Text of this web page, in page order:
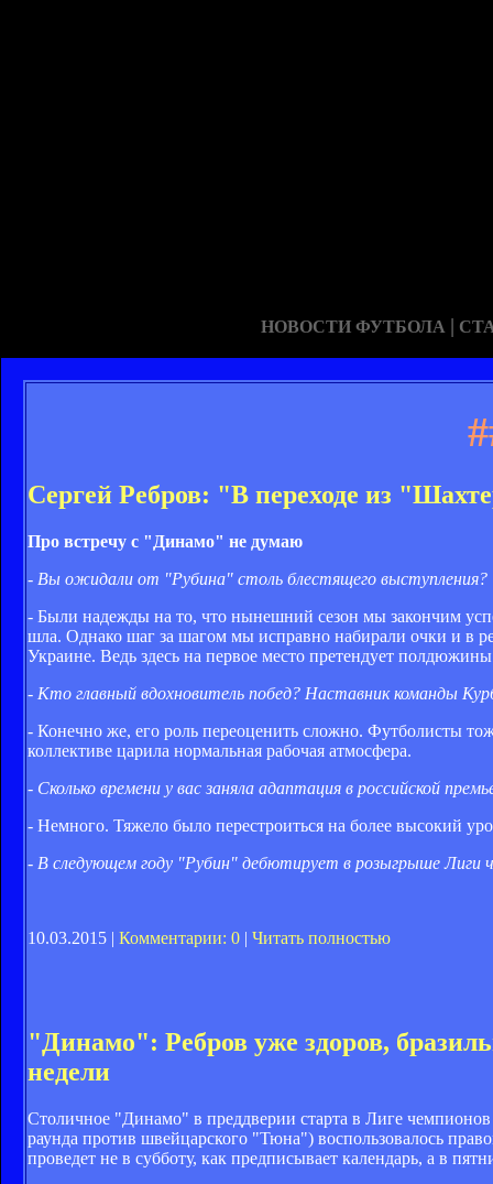
НОВОСТИ ФУТБОЛА |
Сергей Ребров: "В переходе из
Про встречу с "Динамо" не думаю
- Вы ожидали от "Рубина" столь блестящего выступления?
- Были надежды на то, что нынешний сезон мы закончим
шла. Однако шаг за шагом мы исправно набирали очки и в
Украине. Ведь здесь на первое место претендует
- Кто главный вдохновитель побед? Наставник команды
- Конечно же, его роль переоценить сложно. Футболисты
коллективе царила нормальная рабочая атмосфера.
- Сколько времени у вас заняла адаптация в российской
- Немного. Тяжело было перестроиться на более высокий
- В следующем году "Рубин" дебютирует в розыгрыше Лиги
10.03.2015 | Комментарии: 0 | Читать полностью
"Динамо": Ребров уже здоров,
недели
Столичное "Динамо" в преддверии старта в Лиге
раунда против швейцарского "Тюна") воспользовалось
проведет не в субботу, как предписывает календарь, а в